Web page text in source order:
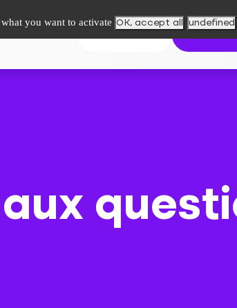
Trouver
you want to activate OK, accept all undefined